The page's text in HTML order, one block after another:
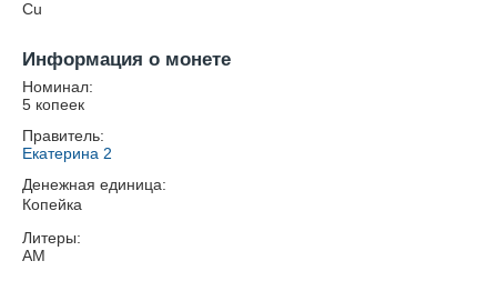
Cu
Информация о монете
Номинал:
5 копеек
Правитель:
Екатерина 2
Денежная единица:
Копейка
Литеры:
АМ